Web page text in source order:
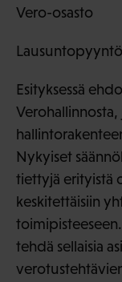
Vero-osasto
Esityksessä
Nykyiset
tiettyjä erityistä
keskitettäisiin
tehdä sellaisia